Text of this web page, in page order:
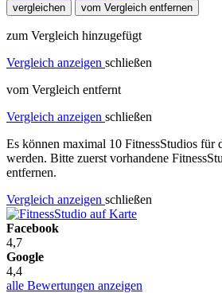
vergleichen
vom Vergleich entfernen
zum Vergleich hinzugefügt
Vergleich anzeigen schließen
vom Vergleich entfernt
Vergleich anzeigen schließen
Es können maximal 10 FitnessStudios für
werden. Bitte zuerst vorhandene
entfernen.
Vergleich anzeigen schließen
Facebook
4,7
Google
4,4
alle Bewertungen anzeigen